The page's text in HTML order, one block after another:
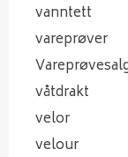
vanntett
vareprøver
våtdrakt
velor
velour